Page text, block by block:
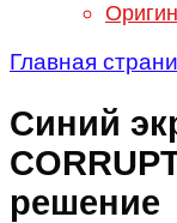
Главная
Синий
решение